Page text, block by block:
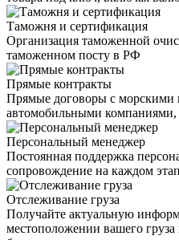
Таможня и сертификация
Организация таможенной
таможенном посту в РФ
Прямые контракты
Прямые договоры с морскими
автомобильными
Персональный менеджер
Постоянная поддержка
сопровождение на каждом
Отслеживание груза
Получайте актуальную
местоположении вашего